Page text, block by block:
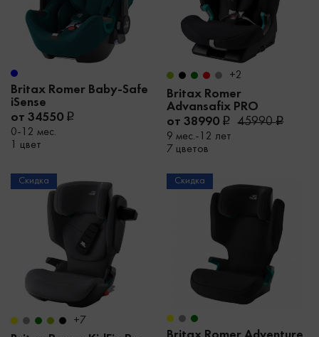
Britax Romer Baby-Safe
iSense
от 34550
0-12 мес.
1 цвет
+2
Britax Romer
Advansafix PRO
от 38990
45990
9 мес.-12 лет
7 цветов
+7
Скидка Скидка